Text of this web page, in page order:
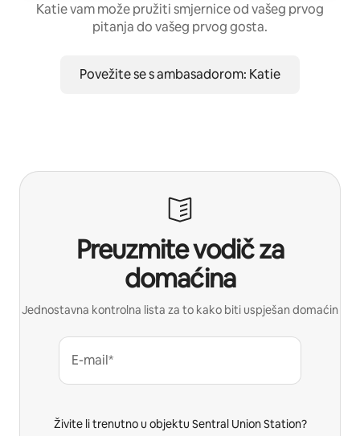
Katie vam može pružiti smjernice od vašeg prvog
pitanja do vašeg prvog gosta.
Povežite se s ambasadorom: Katie
Preuzmite vodič za
domaćina
Jednostavna kontrolna lista za to kako biti uspješan domaćin
E-mail*
Živite li trenutno u objektu Sentral Union Station?